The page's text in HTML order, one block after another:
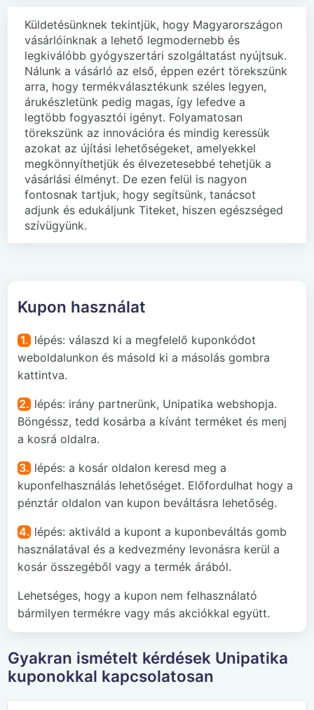
Küldetésünknek tekintjük, hogy Magyarországon
vásárlóinknak a lehető legmodernebb és
legkiválóbb gyógyszertári szolgáltatást nyújtsuk.
Nálunk a vásárló az első, éppen ezért törekszünk
arra, hogy termékválasztékunk széles legyen,
árukészletünk pedig magas, így lefedve a
legtöbb fogyasztói igényt. Folyamatosan
törekszünk az innovációra és mindig keressük
azokat az újítási lehetőségeket, amelyekkel
megkönnyíthetjük és élvezetesebbé tehetjük a
vásárlási élményt. De ezen felül is nagyon
fontosnak tartjuk, hogy segítsünk, tanácsot
adjunk és edukáljunk Titeket, hiszen egészséged
szívügyünk.
Kupon használat
1. lépés: válaszd ki a megfelelő kuponkódot
weboldalunkon és másold ki a másolás gombra
kattintva.
2. lépés: irány partnerünk, Unipatika webshopja.
Böngéssz, tedd kosárba a kívánt terméket és menj
a kosrá oldalra.
3. lépés: a kosár oldalon keresd meg a
kuponfelhasználás lehetőséget. Előfordulhat hogy a
pénztár oldalon van kupon beváltásra lehetőség.
4. lépés: aktiváld a kupont a kuponbeváltás gomb
használatával és a kedvezmény levonásra kerül a
kosár összegéből vagy a termék árából.
Lehetséges, hogy a kupon nem felhasználató
bármilyen termékre vagy más akciókkal együtt.
Gyakran ismételt kérdések Unipatika
kuponokkal kapcsolatosan